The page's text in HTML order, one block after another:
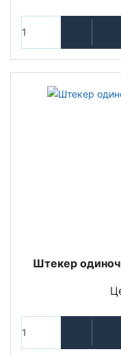
Штекер